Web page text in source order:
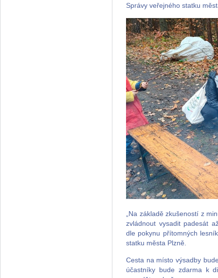
Správy veřejného statku
„Na základě zkušeností z
zvládnout vysadit padesát
dle pokynu přítomných
statku města Plzně.
Cesta na místo výsadby
účastníky bude zdarma k